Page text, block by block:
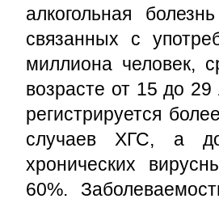
алкогольная
связанных с
миллиона человек,
возрасте от 15 до 29
регистрируется
случаев ХГС, а
хронических
60%.